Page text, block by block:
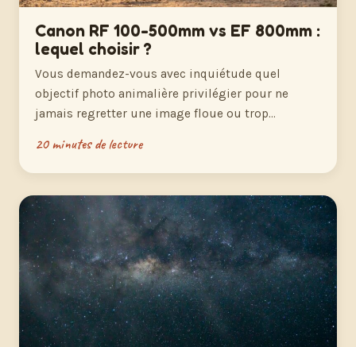
Canon RF 100-500mm vs EF 800mm :
lequel choisir ?
Vous demandez-vous avec inquiétude quel
objectif photo animalière privilégier pour ne
jamais regretter une image floue ou trop…
20 minutes de lecture